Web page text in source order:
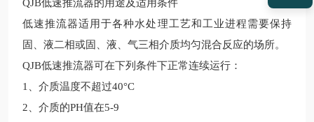
QJB低速推流器的用途及适用条件
低速推流器适用于各种水处理工艺和工业进程需要保持
固、液二相或固、液、气三相介质均匀混合反应的场所。
QJB低速推流器可在下列条件下正常连续运行：
1
、介质温度不超过40°C
2 、介质的PH值在5-9